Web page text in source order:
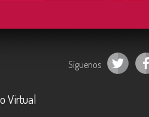
Síguenos
Virtual